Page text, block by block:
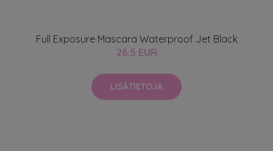
Full Exposure Mascara Waterproof Jet Black
26.5 EUR
LISÄTIETOJA